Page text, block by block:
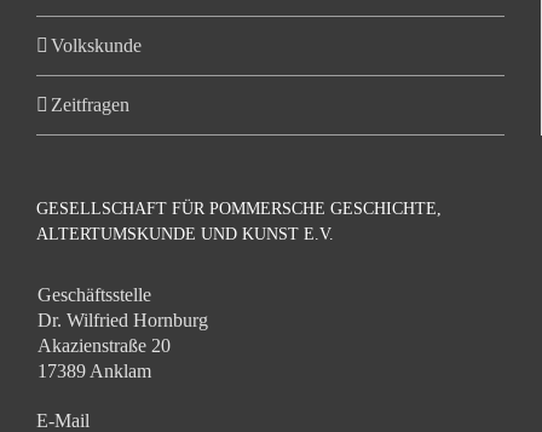
Volkskunde
Zeitfragen
GESELLSCHAFT FÜR POMMERSCHE GESCHICHTE,
ALTERTUMSKUNDE UND KUNST E.V.
Geschäftsstelle
Dr. Wilfried Hornburg
Akazienstraße 20
17389 Anklam
E-Mail